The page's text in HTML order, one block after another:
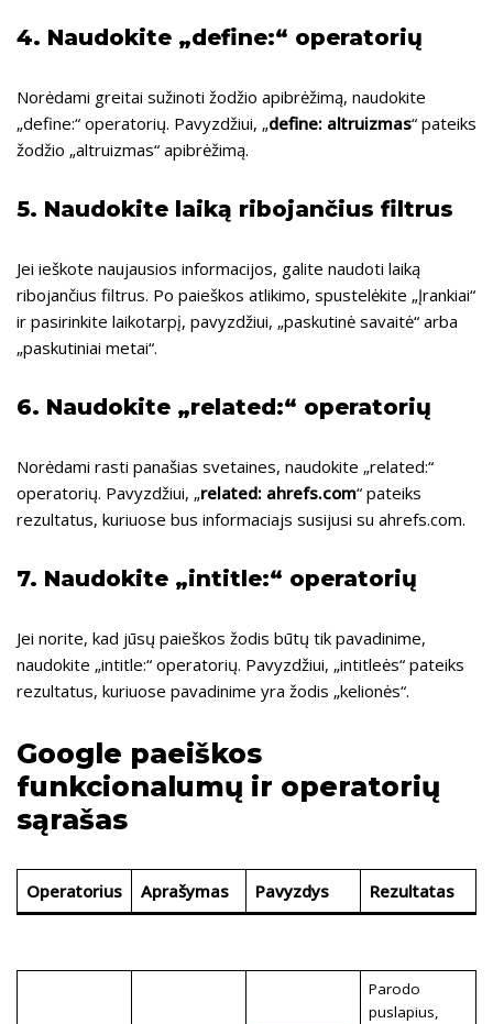
4. Naudokite „define:“ operatorių
Norėdami greitai sužinoti žodžio apibrėžimą, naudokite
„define:“ operatorių. Pavyzdžiui, „define: altruizmas“ pateiks
žodžio „altruizmas“ apibrėžimą.
5. Naudokite laiką ribojančius filtrus
Jei ieškote naujausios informacijos, galite naudoti laiką
ribojančius filtrus. Po paieškos atlikimo, spustelėkite „Įrankiai“
ir pasirinkite laikotarpį, pavyzdžiui, „paskutinė savaitė“ arba
„paskutiniai metai“.
6. Naudokite „related:“ operatorių
Norėdami rasti panašias svetaines, naudokite „related:“
operatorių. Pavyzdžiui, „related: ahrefs.com“ pateiks
rezultatus, kuriuose bus informaciajs susijusi su ahrefs.com.
7. Naudokite „intitle:“ operatorių
Jei norite, kad jūsų paieškos žodis būtų tik pavadinime,
naudokite „intitle:“ operatorių. Pavyzdžiui, „intitleės“ pateiks
rezultatus, kuriuose pavadinime yra žodis „kelionės“.
Google paeiškos
funkcionalumų ir operatorių
sąrašas
Operatorius Aprašymas Pavyzdys Rezultatas
Parodo
puslapius,